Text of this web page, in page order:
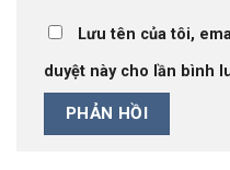
Lưu tên của tôi,
duyệt này cho lần bình